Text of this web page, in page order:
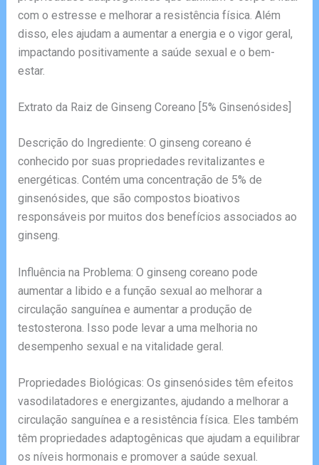
com o estresse e melhorar a resistência física. Além
disso, eles ajudam a aumentar a energia e o vigor geral,
impactando positivamente a saúde sexual e o bem-
estar.
Extrato da Raiz de Ginseng Coreano [5% Ginsenósides]
Descrição do Ingrediente: O ginseng coreano é
conhecido por suas propriedades revitalizantes e
energéticas. Contém uma concentração de 5% de
ginsenósides, que são compostos bioativos
responsáveis por muitos dos benefícios associados ao
ginseng.
Influência na Problema: O ginseng coreano pode
aumentar a libido e a função sexual ao melhorar a
circulação sanguínea e aumentar a produção de
testosterona. Isso pode levar a uma melhoria no
desempenho sexual e na vitalidade geral.
Propriedades Biológicas: Os ginsenósides têm efeitos
vasodilatadores e energizantes, ajudando a melhorar a
circulação sanguínea e a resistência física. Eles também
têm propriedades adaptogênicas que ajudam a equilibrar
os níveis hormonais e promover a saúde sexual.